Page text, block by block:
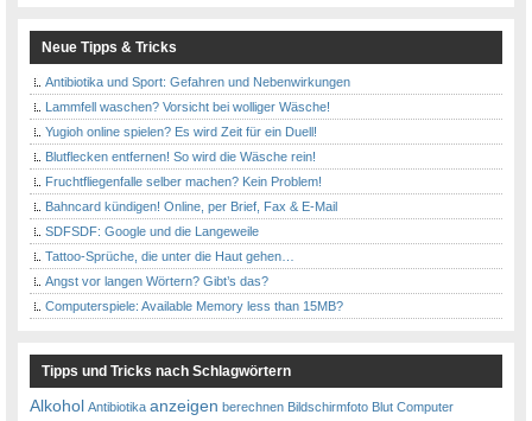
Neue Tipps & Tricks
Antibiotika und Sport: Gefahren und Nebenwirkungen
Lammfell waschen? Vorsicht bei wolliger Wäsche!
Yugioh online spielen? Es wird Zeit für ein Duell!
Blutflecken entfernen! So wird die Wäsche rein!
Fruchtfliegenfalle selber machen? Kein Problem!
Bahncard kündigen! Online, per Brief, Fax & E-Mail
SDFSDF: Google und die Langeweile
Tattoo-Sprüche, die unter die Haut gehen…
Angst vor langen Wörtern? Gibt’s das?
Computerspiele: Available Memory less than 15MB?
Tipps und Tricks nach Schlagwörtern
Alkohol Antibiotika anzeigen berechnen Bildschirmfoto Blut Computer